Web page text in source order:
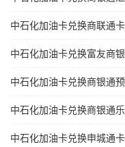
中石化加油卡兑换商联通卡
中石化加油卡兑换富友商
中石化加油卡兑换商银通
中石化加油卡兑换商银通
中石化加油卡兑换申城通卡